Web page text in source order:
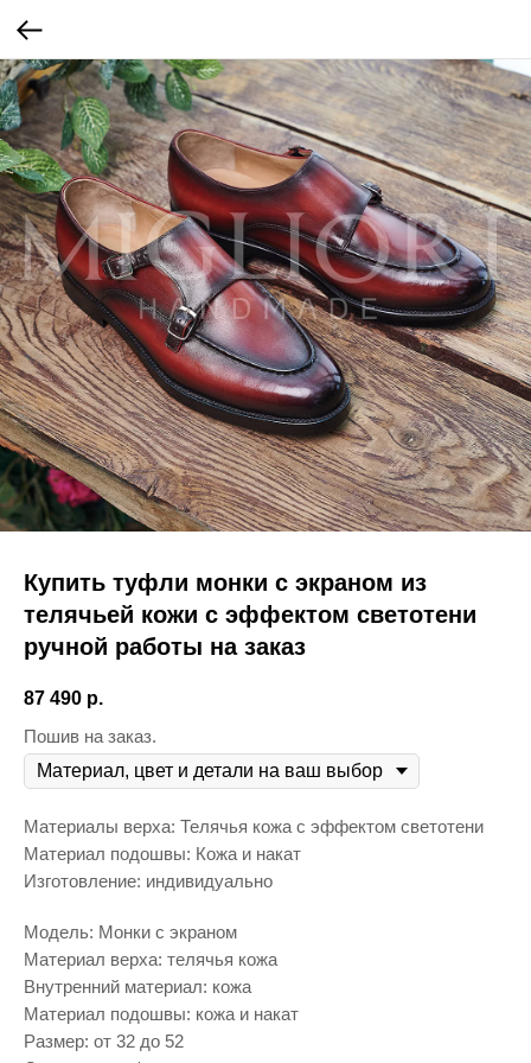
Купить туфли монки с экраном из
телячьей кожи с эффектом светотени
ручной работы на заказ
87 490 р.
Пошив на заказ.
Материалы верха: Телячья кожа с эффектом светотени
Материал подошвы: Кожа и накат
Изготовление: индивидуально
Модель: Монки с экраном
Материал верха: телячья кожа
Внутренний материал: кожа
Материал подошвы: кожа и накат
Размер: от 32 до 52